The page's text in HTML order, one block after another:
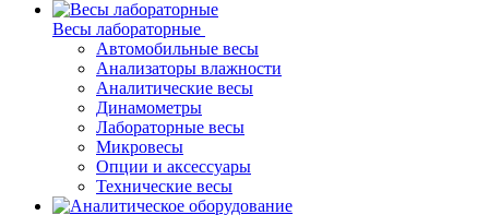
Весы лабораторные
Автомобильные весы
Анализаторы влажности
Аналитические весы
Динамометры
Лабораторные весы
Микровесы
Опции и аксессуары
Технические весы